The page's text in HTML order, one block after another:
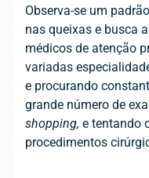
Observa-se um
nas queixas e busca
médicos de atenção
variadas
e procurando
grande número de
shopping, e tentando
procedimentos